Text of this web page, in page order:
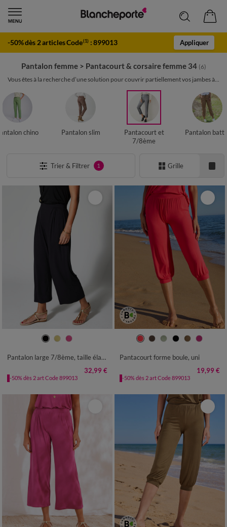
-50% dès 2 articles Code(1) :899013 Appliquer
Pantalon femme > Pantacourt & corsaire femme 34 (6)
Vous êtes à la recherche d’une solution pour couvrir partiellement vos jambes à...
chino Pantalon slim
Pantacourt et
7/8ème
Pantalon
Trier & Filtrer 1 Grille
38/40 42/44
Pantalon large 7/8ème, taille élastiquée, maille unie
32,99 €
-50% dès 2 art Code 899013
34/36 38/40 42/44
46/48
Pantacourt forme boule, uni
19,99 €
-50% dès 2 art Code 899013